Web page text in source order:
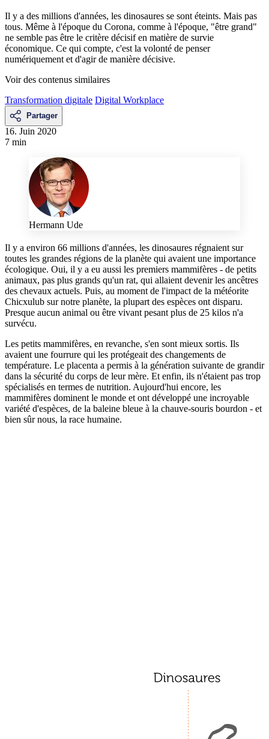
Il y a des millions d'années, les dinosaures se sont éteints. Mais pas
tous. Même à l'époque du Corona, comme à l'époque, "être grand"
ne semble pas être le critère décisif en matière de survie
économique. Ce qui compte, c'est la volonté de penser
numériquement et d'agir de manière décisive.
Voir des contenus similaires
Transformation digitale Digital Workplace
Partager
16. Juin 2020
7 min
Hermann Ude
Il y a environ 66 millions d'années, les dinosaures régnaient sur
toutes les grandes régions de la planète qui avaient une importance
écologique. Oui, il y a eu aussi les premiers mammifères - de petits
animaux, pas plus grands qu'un rat, qui allaient devenir les ancêtres
des chevaux actuels. Puis, au moment de l'impact de la météorite
Chicxulub sur notre planète, la plupart des espèces ont disparu.
Presque aucun animal ou être vivant pesant plus de 25 kilos n'a
survécu.
Les petits mammifères, en revanche, s'en sont mieux sortis. Ils
avaient une fourrure qui les protégeait des changements de
température. Le placenta a permis à la génération suivante de grandir
dans la sécurité du corps de leur mère. Et enfin, ils n'étaient pas trop
spécialisés en termes de nutrition. Aujourd'hui encore, les
mammifères dominent le monde et ont développé une incroyable
variété d'espèces, de la baleine bleue à la chauve-souris bourdon - et
bien sûr nous, la race humaine.